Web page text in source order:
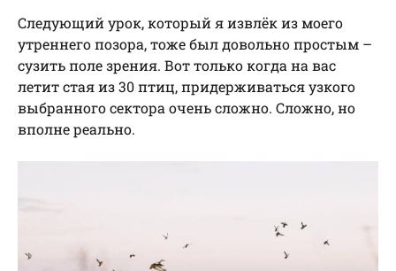
Следующий урок, который я извлёк из моего
утреннего позора, тоже был довольно простым –
сузить поле зрения. Вот только когда на вас
летит стая из 30 птиц, придерживаться узкого
выбранного сектора очень сложно. Сложно, но
вполне реально.